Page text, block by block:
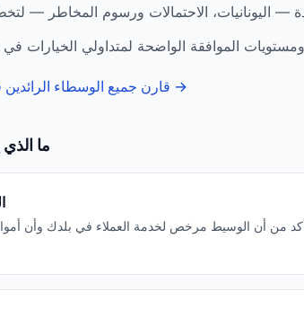
قارن جميع الوسطاء →
ما
من أن الوسيط مرخص لخدمة العملاء في بلدك وأن